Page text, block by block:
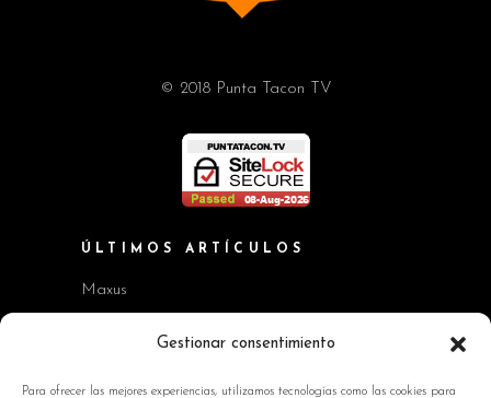
Gestionar consentimiento
Para ofrecer las mejores experiencias, utilizamos tecnologías como las cookies para
© 2018 Punta Tacon TV
ÚLTIMOS ARTÍCULOS
Maxus
Workshop BMW Neue Klasse